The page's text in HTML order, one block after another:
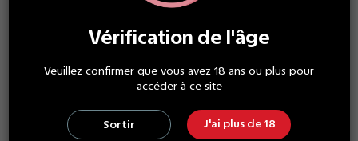
YELLO Epod
2 Pods Myrtille ice epod
6,00 €
Concentré Medusa
Concentré Mistery Ice
Vérification de l'âge
Veuillez confirmer que vous avez 18 ans ou plus pour
accéder à ce site
Sortir J'ai plus de 18